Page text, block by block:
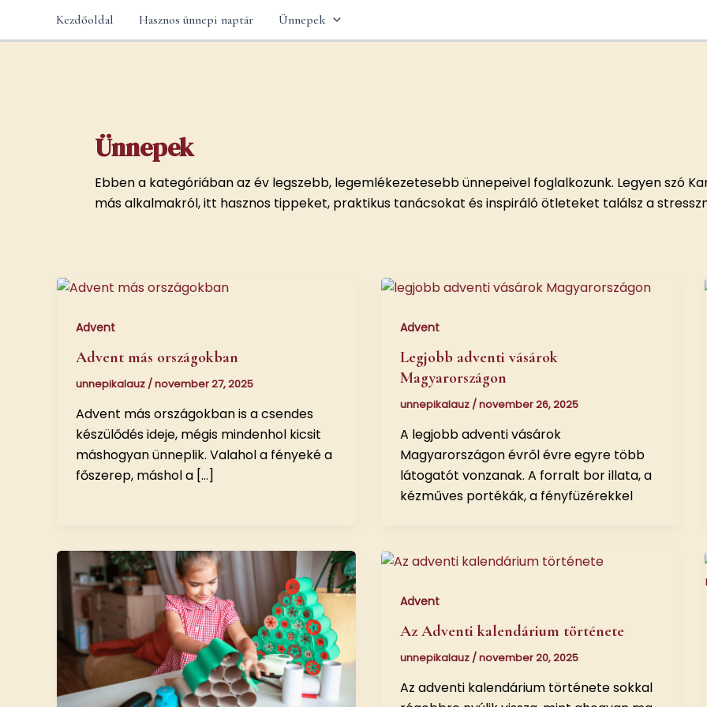
Kezdőoldal Hasznos ünnepi naptár Ünnepek
Ünnepek
Ebben a kategóriában az év legszebb, legemlékezetesebb ünnepeivel foglalkozunk. Legyen szó
más alkalmakról, itt hasznos tippeket, praktikus tanácsokat és inspiráló ötleteket találsz a
Advent
Advent más országokban
unnepikalauz /november 27, 2025
Advent más országokban is a csendes
készülődés ideje, mégis mindenhol kicsit
máshogyan ünneplik. Valahol a fényeké a
főszerep, máshol a […]
Advent
Legjobb adventi vásárok
Magyarországon
unnepikalauz /november 26, 2025
A legjobb adventi vásárok
Magyarországon évről évre egyre több
látogatót vonzanak. A forralt bor illata, a
kézműves portékák, a fényfüzérekkel
Advent
Az Adventi kalendárium története
unnepikalauz /november 20, 2025
Az adventi kalendárium története sokkal